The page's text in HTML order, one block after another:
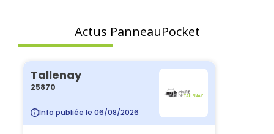
Actus PanneauPocket